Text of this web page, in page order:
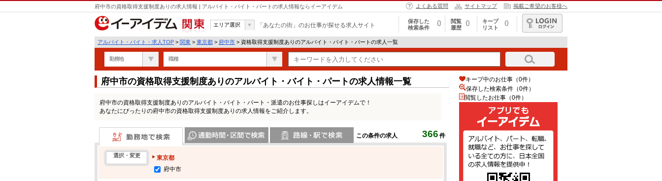
府中市の資格取得支援制度ありの求人情報 | アルバイト・バイト・パートの求人情報ならイーアイデム よくある質問 サイトマップ 掲載ご希望のお客様へ
関東
エリア選択 「あなたの街」のお仕事が探せる求人サイト
保存した
検索条件
0
閲覧
履歴
0
キープ
リスト
0
ログイン
アルバイト・バイト・求人TOP > 関東 > 東京都 > 府中市 > 資格取得支援制度ありのアルバイト・バイト・パートの求人一覧
勤務地 職種
府中市の資格取得支援制度ありのアルバイト・バイト・パートの求人情報一覧
府中市の資格取得支援制度ありのアルバイト・バイト・パート・派遣のお仕事探しはイーアイデムで！
あなたにぴったりの府中市の資格取得支援制度ありの求人情報をご紹介します。
この条件の求人 366 件
勤務地で検索
選択・変更
東京都
府中市
キープ中のお仕事（0件）
保存した検索条件（0件）
閲覧したお仕事（0件）